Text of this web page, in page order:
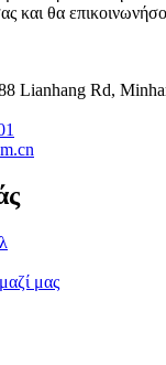
και θα
Lianhang Rd,
μας